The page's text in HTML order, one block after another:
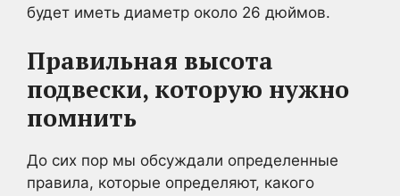
будет иметь диаметр около 26 дюймов.
Правильная высота
подвески, которую нужно
помнить
До сих пор мы обсуждали определенные
правила, которые определяют, какого